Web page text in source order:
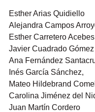
Esther Arias Quidiello
Alejandra Campos
Esther Carretero Acebes
Javier Cuadrado Gómez
Ana Fernández
Inés García Sánchez,
Mateo Hildebrand
Carolina Jiménez del
Juan Martín Cordero